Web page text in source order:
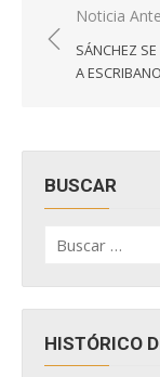
de
entradas
Noticia
SÁNCHEZ
A ESCRIBANO
BUSCAR
por:
HISTÓRICO